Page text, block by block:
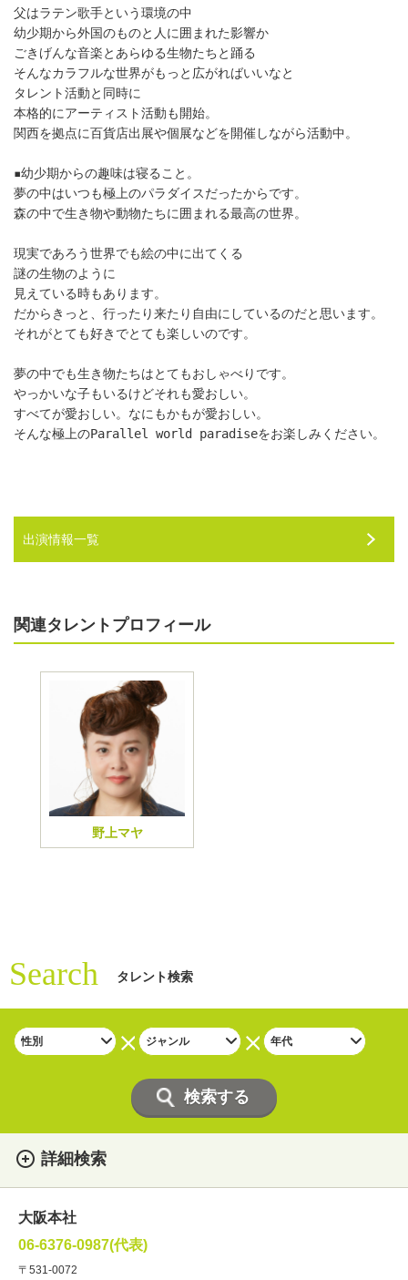
父はラテン歌手という環境の中
幼少期から外国のものと人に囲まれた影響か
ごきげんな音楽とあらゆる生物たちと踊る
そんなカラフルな世界がもっと広がればいいなと
タレント活動と同時に
本格的にアーティスト活動も開始。
関西を拠点に百貨店出展や個展などを開催しながら活動中。
▪️幼少期からの趣味は寝ること。
夢の中はいつも極上のパラダイスだったからです。
森の中で生き物や動物たちに囲まれる最高の世界。
現実であろう世界でも絵の中に出てくる
謎の生物のように
見えている時もあります。
だからきっと、行ったり来たり自由にしているのだと思います。
それがとても好きでとても楽しいのです。
夢の中でも生き物たちはとてもおしゃべりです。
やっかいな子もいるけどそれも愛おしい。
すべてが愛おしい。なにもかもが愛おしい。
そんな極上のParallel world paradiseをお楽しみください。
出演情報一覧
関連タレントプロフィール
野上マヤ
Search タレント検索
詳細検索
・性別
・ジャンル
大阪本社
06-6376-0987(代表)
〒531-0072